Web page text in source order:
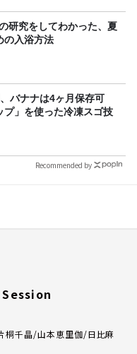
研究をしてわかった、夏
の入浴方法
バナナは4ヶ月保存可
プ」を使った冷凍スゴ技
Recommended by
Session
桐千晶/山本恵里伽/日比麻